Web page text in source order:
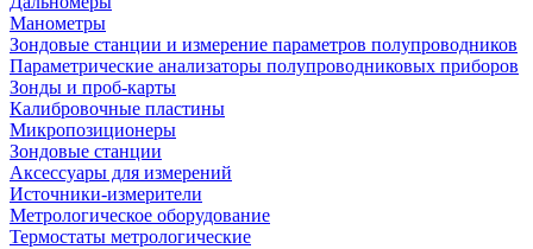
Манометры
Зондовые станции и измерение параметров полупроводников
Параметрические анализаторы полупроводниковых приборов
Зонды и проб-карты
Калибровочные пластины
Микропозиционеры
Зондовые станции
Аксессуары для измерений
Источники-измерители
Метрологическое оборудование
Термостаты метрологические